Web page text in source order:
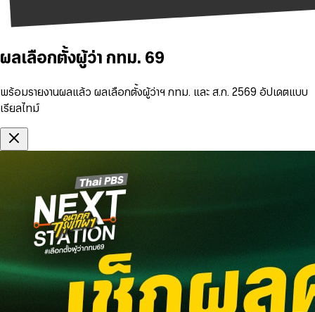
ผลเลือกตั้งผู้ว่า กทม. 69
พร้อมรายงานผลแล้ว ผลเลือกตั้งผู้ว่าฯ กทม. และ ส.ก. 2569 อัปเดตแบบ
เรียลไทม์